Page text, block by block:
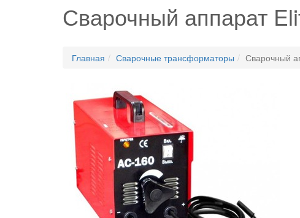
Сварочный аппарат
Главная Сварочные трансформаторы Сварочный